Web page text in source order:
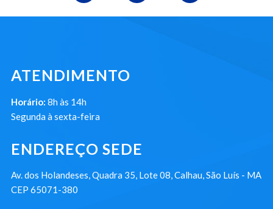
ATENDIMENTO
Horário: 8h às 14h
Segunda à sexta-feira
ENDEREÇO SEDE
Av. dos Holandeses, Quadra 35, Lote 08, Calhau, São Luís - MA
CEP 65071-380